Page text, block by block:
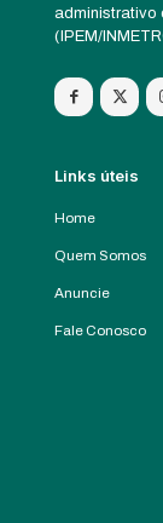
administrativo
(IPEM/
Links úteis
Home
Quem Somos
Anuncie
Fale Conosco